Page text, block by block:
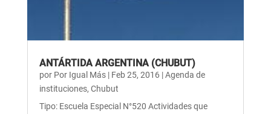
ANTÁRTIDA ARGENTINA (CHUBUT)
por Por Igual Más| Feb 25, 2016 |Agenda de
instituciones, Chubut
Tipo: Escuela Especial N°520 Actividades que